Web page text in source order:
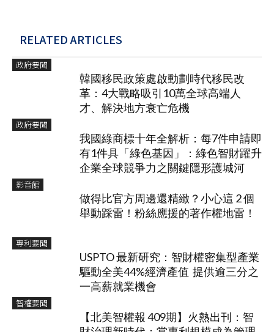
RELATED ARTICLES
政府要聞
韓國移民政策處啟動劃時代移民改
革：4大戰略吸引10萬全球高端人
才、解決地方衰亡危機
政府要聞
我國綠商標十年全解析：每7件申請即
有1件具「綠色基因」：綠色智財躍升
企業全球競爭力之關鍵隱形護城河
影音館
做得比官方周邊還精緻？小心這 2 個
舉動踩雷！粉絲應援的著作權地雷！
專利要聞
USPTO 最新研究：智財權密集型產業
驅動全美44%經濟產值 提供逾三分之
一高薪就業機會
智權要聞
【北美智權報 409期】火熱出刊：智